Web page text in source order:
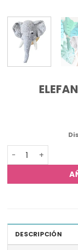
ELEFANTE SAFARI
DESCRIPCIÓN